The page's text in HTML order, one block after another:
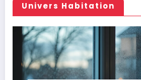
Univers Habitation